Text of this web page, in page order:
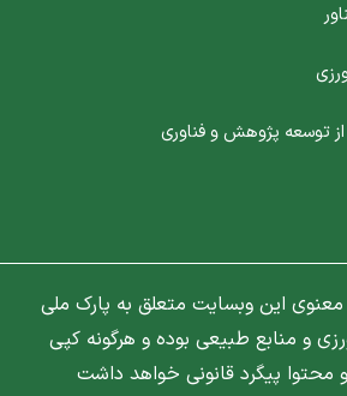
توسعه پژوهش و فناوری
این وبسایت متعلق به پارک ملی
و منابع طبیعی بوده و هرگونه کپی
و محتوا پیگرد قانونی خواهد داشت